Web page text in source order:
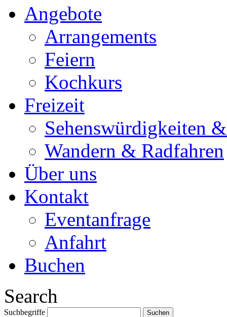
Angebote
Arrangements
Feiern
Kochkurs
Freizeit
Sehenswürdigkeiten
Wandern & Radfahren
Über uns
Kontakt
Eventanfrage
Anfahrt
Buchen
Search
Suchbegriffe